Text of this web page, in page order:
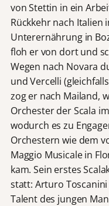
von Stettin in ein
Rückkehr nach Italien
Unterernährung in
floh er von dort und
Wegen nach Novara
und Vercelli
zog er nach Mailand,
Orchester der Scala
wodurch es zu
Orchestern wie dem
Maggio Musicale in
kam. Sein erstes
statt: Arturo
Talent des jungen